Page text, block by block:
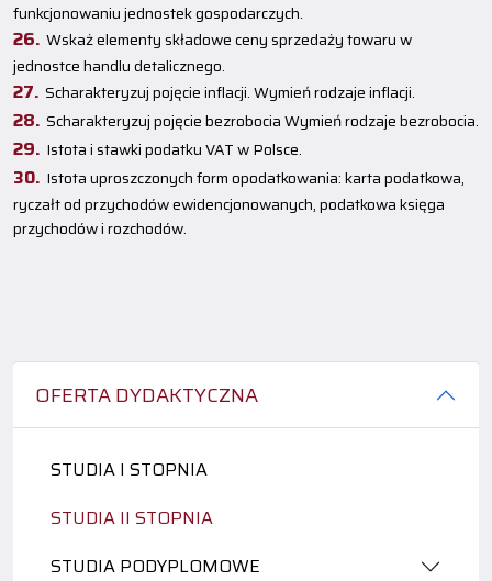
OFERTA DYDAKTYCZNA
STUDIA I STOPNIA
STUDIA II STOPNIA
STUDIA PODYPLOMOWE
funkcjonowaniu jednostek gospodarczych.
Wskaż elementy składowe ceny sprzedaży towaru w
jednostce handlu detalicznego.
Scharakteryzuj pojęcie inflacji. Wymień rodzaje inflacji.
Scharakteryzuj pojęcie bezrobocia Wymień rodzaje bezrobocia.
Istota i stawki podatku VAT w Polsce.
Istota uproszczonych form opodatkowania: karta podatkowa,
ryczałt od przychodów ewidencjonowanych, podatkowa księga
przychodów i rozchodów.